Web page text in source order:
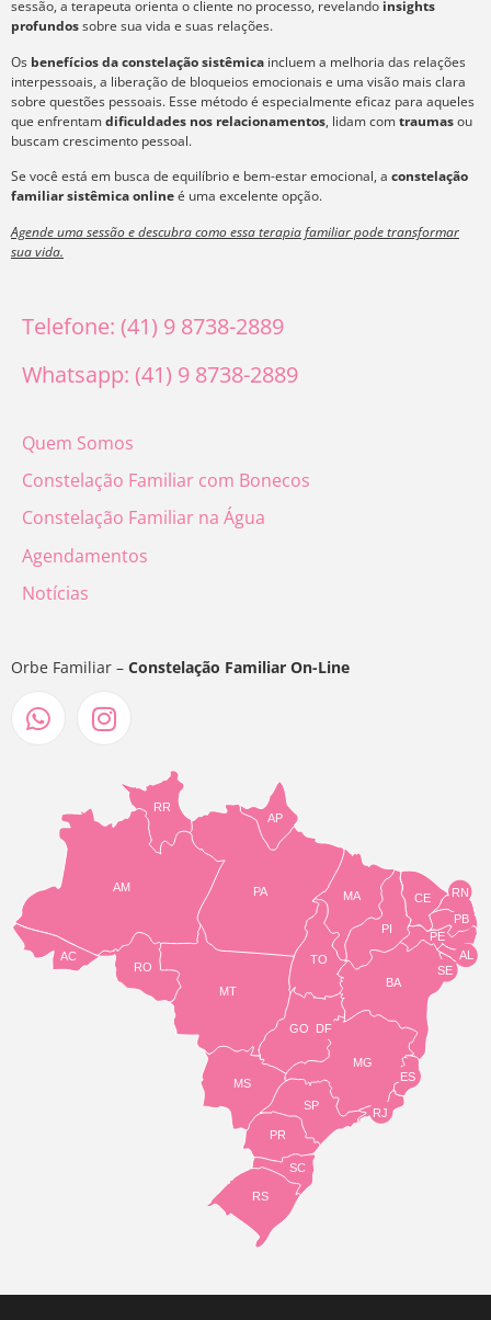
sessão, a terapeuta orienta o cliente no processo, revelando insights
profundossobre sua vida e suas relações.
Os benefícios da constelação sistêmica incluem a melhoria das relações
interpessoais, a liberação de bloqueios emocionais e uma visão mais clara
sobre questões pessoais. Esse método é especialmente eficaz para aqueles
que enfrentamdificuldades nos relacionamentos, lidam comtraumasou
buscam crescimento pessoal.
Se você está em busca de equilíbrio e bem-estar emocional, a constelação
familiar sistêmica onlineé uma excelente opção.
Agende uma sessão e descubra como essa terapia familiar pode transformar
sua vida.
Telefone: (41) 9 8738-2889
Whatsapp: (41) 9 8738-2889
Quem Somos
Constelação Familiar com Bonecos
Constelação Familiar na Água
Agendamentos
Notícias
Orbe Familiar – Constelação Familiar On-Line
TO
BA
SE
PE
AL
RN
CE
PI
MA
AP
PA
RR
AM
AC
RO
MT
MS
GO
PR
SC
RS
SP
MG
RJ
ES
DF
PB